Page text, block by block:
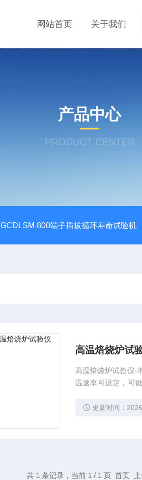
网站首页 关于我们
产品中心
PRODUCT CENTER
GCDLSM-800端子插拔循环寿命试验机
高温焙烧炉试
高温焙烧炉试验仪-
温速率可设定，可
更新时间：
共 1 条记录，当前 1 / 1 页 首页